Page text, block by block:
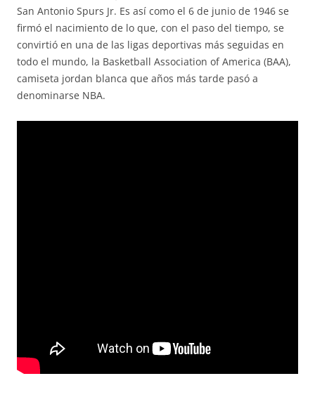
San Antonio Spurs Jr. Es así como el 6 de junio de 1946 se
firmó el nacimiento de lo que, con el paso del tiempo, se
convirtió en una de las ligas deportivas más seguidas en
todo el mundo, la Basketball Association of America (BAA),
camiseta jordan blanca que años más tarde pasó a
denominarse NBA.